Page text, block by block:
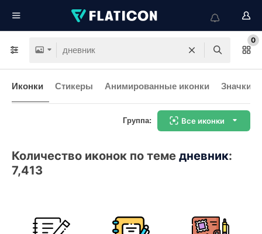
0
Иконки Стикеры Анимированные иконки Значки
Группа: Все иконки
Количество иконок по теме дневник:
7,413